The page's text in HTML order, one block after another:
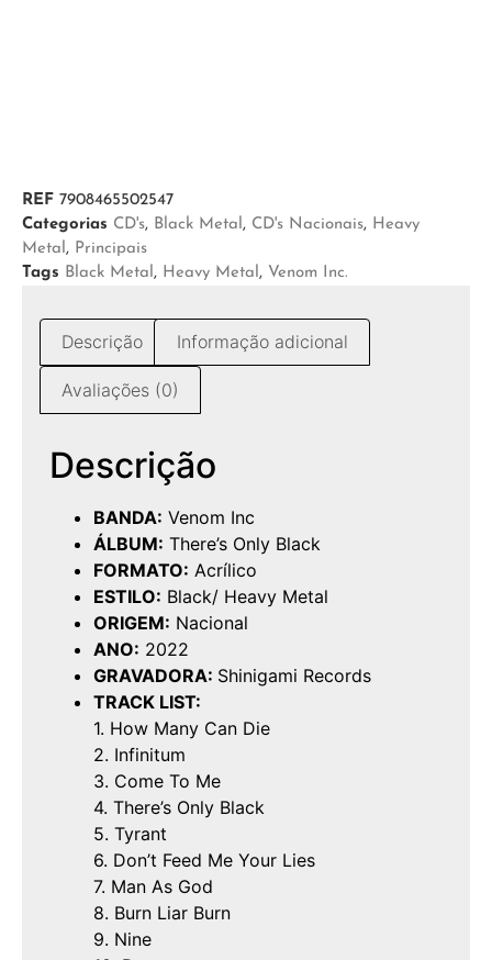
REF 7908465502547
Categorias CD's, Black Metal , CD's Nacionais, Heavy
Metal , Principais
Tags Black Metal , Heavy Metal , Venom Inc.
Descrição Informação adicional
Avaliações (0)
Descrição
BANDA: Venom Inc
ÁLBUM: There’s Only Black
FORMATO: Acrílico
ESTILO: Black/ Heavy Metal
ORIGEM: Nacional
ANO: 2022
GRAVADORA: Shinigami Records
TRACK LIST:
1. How Many Can Die
2. Infinitum
3. Come To Me
4. There’s Only Black
5. Tyrant
6. Don’t Feed Me Your Lies
7. Man As God
8. Burn Liar Burn
9. Nine